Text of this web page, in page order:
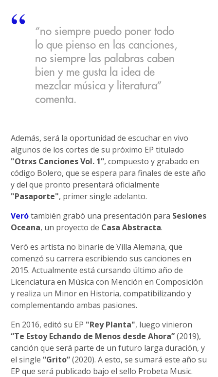
“no siempre puedo poner todo
lo que pienso en las canciones,
no siempre las palabras caben
bien y me gusta la idea de
mezclar música y literatura”
comenta.
Además, será la oportunidad de escuchar en vivo
algunos de los cortes de su próximo EP titulado
"Otrxs Canciones Vol. 1”, compuesto y grabado en
código Bolero, que se espera para finales de este año
y del que pronto presentará oficialmente
"Pasaporte", primer single adelanto.
Verótambién grabó una presentación para Sesiones
Oceana, un proyecto de Casa Abstracta.
Veró es artista no binarie de Villa Alemana, que
comenzó su carrera escribiendo sus canciones en
2015. Actualmente está cursando último año de
Licenciatura en Música con Mención en Composición
y realiza un Minor en Historia, compatibilizando y
complementando ambas pasiones.
En 2016, editó su EP "Rey Planta", luego vinieron
“Te Estoy Echando de Menos desde Ahora”(2019),
canción que será parte de un futuro larga duración, y
el single“Grito”(2020). A esto, se sumará este año su
EP que será publicado bajo el sello Probeta Music.